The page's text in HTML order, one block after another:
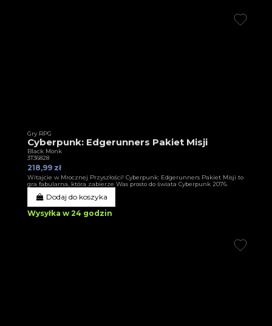
Gry RPG
Cyberpunk: Edgerunners Pakiet Misji
Black Monk
3T36828
218,99 zł
Witajcie w Mrocznej Przyszłości! Cyberpunk: Edgerunners Pakiet Misji to
gra fabularna, która zabierze Was prosto do świata Cyberpunk 2076.
Dodaj do koszyka
Wysyłka w 24 godzin